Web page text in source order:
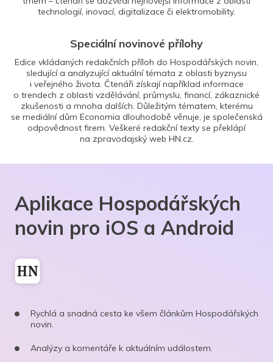
technologií, inovací, digitalizace či elektromobility.
Speciální novinové přílohy
Edice vkládaných redakčních příloh do Hospodářských novin,
sledující a analyzující aktuální témata z oblasti byznysu
i veřejného života. Čtenáři získají například informace
o trendech z oblasti vzdělávání, průmyslu, financí, zákaznické
zkušenosti a mnoha dalších. Důležitým tématem, kterému
se mediální dům Economia dlouhodobě věnuje, je společenská
odpovědnost firem. Veškeré redakční texty se překlápí
na zpravodajský web HN.cz.
Aplikace Hospodářských
novin pro iOS a Android
Rychlá a snadná cesta ke všem článkům Hospodářských
novin.
Analýzy a komentáře k aktuálním událostem.